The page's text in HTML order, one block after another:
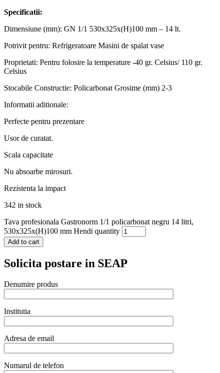
Specificatii:
Dimensiune (mm): GN 1/1 530x325x(H)100 mm – 14 lt.
Potrivit pentru: Refrigeratoare Masini de spalat vase
Proprietati: Pentru folosire la temperature -40 gr. Celsius/ 110 gr.
Celsius
Stocabile Constructie: Policarbonat Grosime (mm) 2-3
Informatii aditionale:
Perfecte pentru prezentare
Usor de curatat.
Scala capacitate
Nu absoarbe mirosuri.
Rezistenta la impact
342 in stock
Tava profesionala Gastronorm 1/1 policarbonat negru 14 litri,
530x325x(H)100 mm Hendi quantity
Add to cart
Solicita postare in SEAP
Denumire produs
Institutia
Adresa de email
Numarul de telefon